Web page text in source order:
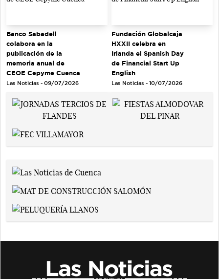
Banco Sabadell
colabora en la
publicación de la
memoria anual de
CEOE Cepyme Cuenca
Las Noticias - 09/07/2026
Fundación Globalcaja
HXXII celebra en
Irlanda el Spanish Day
de Financial Start Up
English
Las Noticias - 10/07/2026